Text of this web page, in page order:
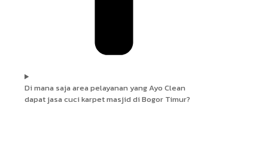
Di mana saja area pelayanan yang Ayo Clean
dapat jasa cuci karpet masjid di Bogor Timur?